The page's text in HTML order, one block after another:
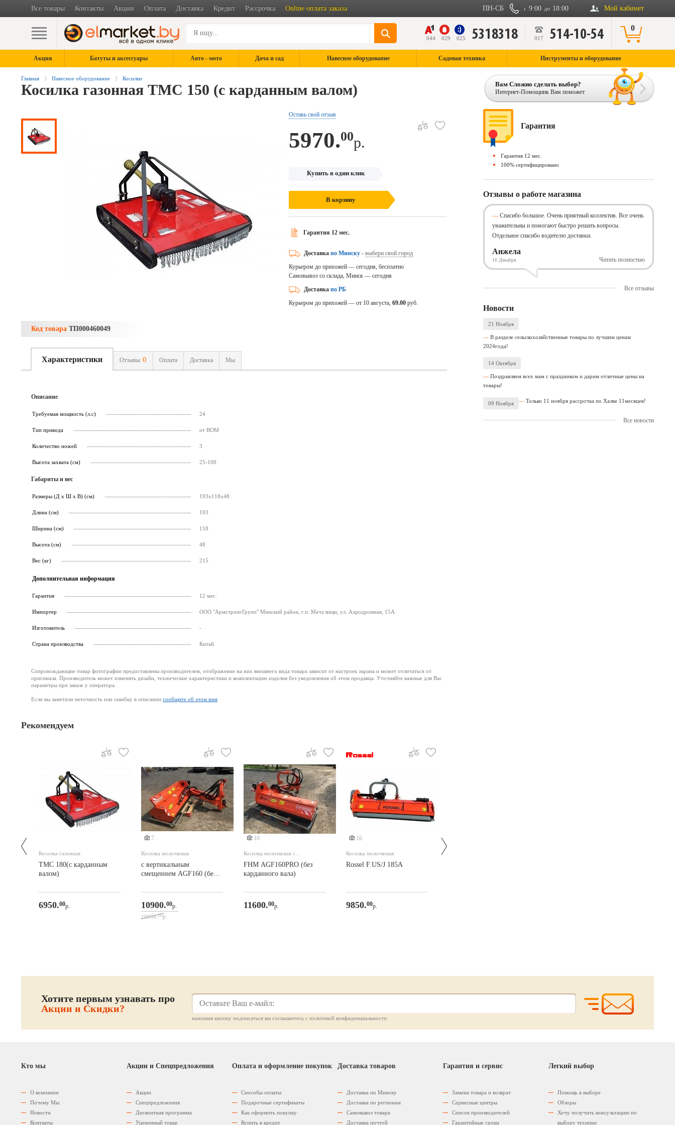
Все товары Контакты Акции Оплата Доставка Кредит Рассрочка Online оплата заказа Мой кабинет
с 9:00 до 18:00
ПН-СБ
044 029 025 5318318 017 514-10-54 0
Акция Батуты и аксессуары Авто - мото Дача и сад Навесное оборудование Садовая техника Инструменты и оборудование
Главная Навесное оборудование Косилки
Косилка газонная ТМС 150 (с карданным валом) Вам Сложно сделать выбор?
Интернет-Помощник Вам поможет
Оставь свой отзыв
5970.00р.
Купить в один клик
В корзину
Гарантия 12 мес.
Доставка по Минску- выбери свой город
Курьером до прихожей — сегодня, бесплатно
Самовывоз со склада, Минск — сегодня
Доставка по РБ
Курьером до прихожей — от 10 августа, 69.00 руб.
Код товара ТП000460049
Характеристики Отзывы 0 Оплата Доставка Мы
Описание
Требуемая мощность (л.с) 24
Тип привода от ВОМ
Количество ножей 3
Высота захвата (см) 25-100
Габариты и вес
Размеры (Д х Ш х В) (см) 193х118х48
Длина (см) 193
Ширина (см) 118
Высота (см) 48
Вес (кг) 215
Дополнительная информация
Гарантия 12 мес.
Импортер ООО "АрмстронгГрупп" Минский район, г.п. Мачулищи, ул. Аэродромная, 15А.
Изготовитель -
Страна производства Китай
Сопровождающие товар фотографии предоставлены производителем, отображение на них внешнего вида товара зависит от настроек экрана и может отличаться от
оригинала. Производитель может изменять дизайн, технические характеристики и комплектацию изделия без уведомления об этом продавца. Уточняйте важные для Вас
параметры при заказе у оператора.
Если вы заметили неточность или ошибку в описании сообщите об этом нам
Рекомендуем
Косилка газонная
ТМС 180(с карданным
валом)
6950.00р.
7
Косилка молотковая
с вертикальным
смещением AGF160 (без
10900.00р.
10964.16р.
10
Еще 1 фото
Косилка молотковая с
FHM AGF160PRO (без
карданного вала)
11600.00р.
16
Еще 7 фото
Косилка молотковая
Rossel F.US/J 185A
9850.00р.
Гарантия
Гарантия 12 мес.
100% сертифицировано
Отзывы о работе магазина
Спасибо большое. Очень приятный коллектив. Все очень
уважительны и помогают быстро решать вопросы.
Отдельное спасибо водителю доставки.
Анжела
16 Декабря Читать полностью
Все отзывы
Новости
21 Ноября
В разделе сельскохозяйственные товары по лучшим ценам
2024года!
14 Октября
Поздравляем всех мам с праздником и дарим отличные цены на
товары!
09 Ноября Только 11 ноября рассрочка по Халве 11месяцев!
Все новости
Хотите первым узнавать про
Акции и Скидки?
нажимая кнопку подписаться вы соглашаетесь с политикой конфиденциальности
Кто мы
О компании
Почему Мы
Новости
Контакты
Акции и Спецпредложения
Акции
Спецпредложения
Дисконтная программа
Уцененный товар
Оплата и оформление покупок
Способы оплаты
Подарочные сертификаты
Как оформить покупку
Купить в кредит
Доставка товаров
Доставка по Минску
Доставка по регионам
Самовывоз товара
Доставка почтой
Гарантия и сервис
Замена товара и возврат
Сервисные центры
Список производителей
Гарантийные сроки
Легкий выбор
Помощь в выборе
Обзоры
Хочу получить консультацию по
выбору техники